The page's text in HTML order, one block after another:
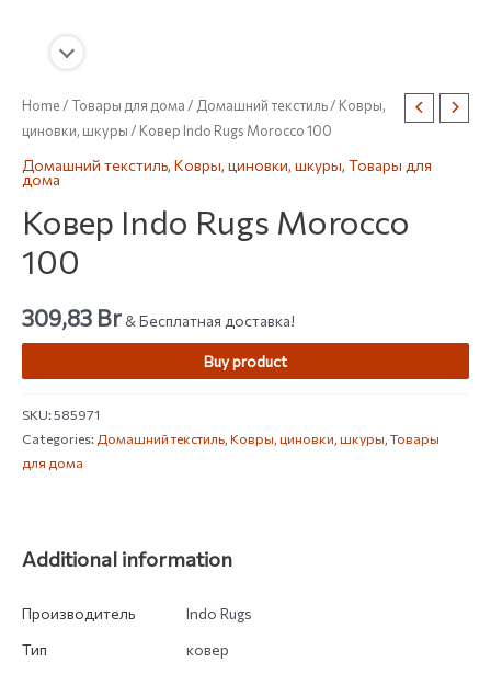
Home/Товары для дома/ Домашний текстиль/ Ковры,
циновки, шкуры/ Ковер Indo Rugs Morocco 100
Домашний текстиль, Ковры, циновки, шкуры, Товары для
дома
Ковер Indo Rugs Morocco
100
309,83 Br& Бесплатная доставка!
Buy product
SKU:585971
Categories: Домашний текстиль,Ковры, циновки, шкуры,Товары
для дома
Additional information
Производитель
Indo Rugs
Тип
ковер